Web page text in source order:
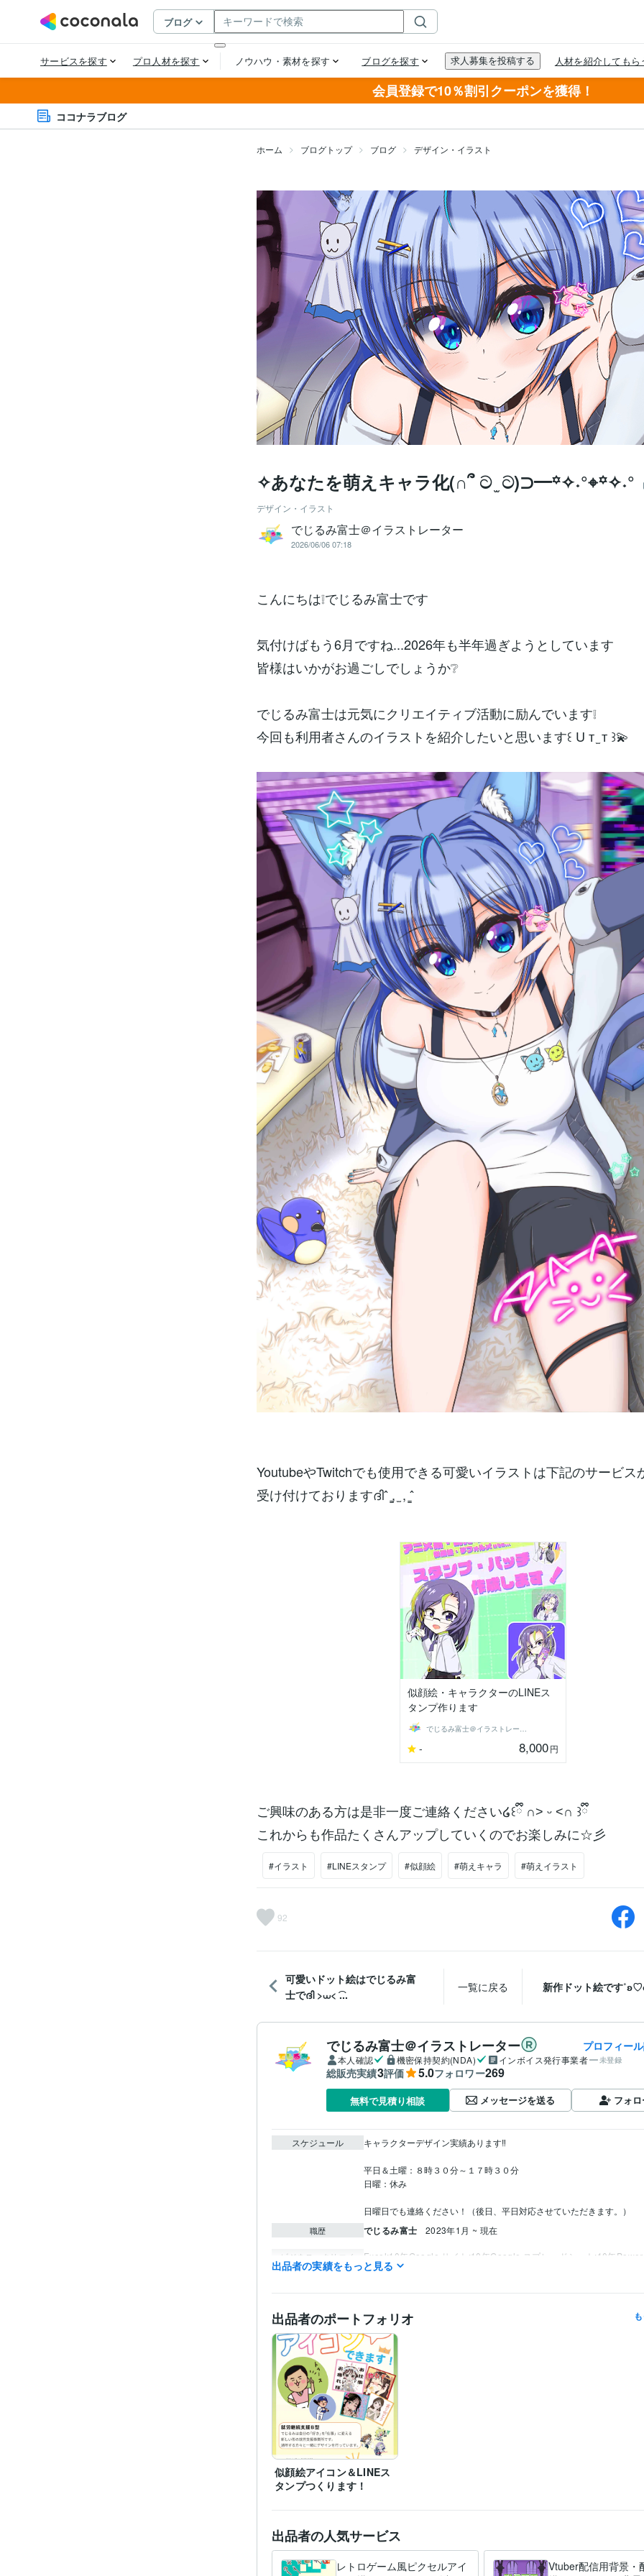
会員登録で10％割引クーポンを獲得！
ココナラブログ
ホーム ブログトップ ブログ デザイン・イラスト
✧あなたを萌えキャラ化(∩՞ ට ̫ ට)⊃━꙳✧˖°⌖꙳✧˖°
デザイン・イラスト
でじるみ富士＠イラストレーター
2026/06/06 07:18
こんにちは❕でじるみ富士です
気付けばもう6月ですね...2026年も半年過ぎようとしています
皆様はいかがお過ごしでしょうか❔
でじるみ富士は元気にクリエイティブ活動に励んでいます❕
今回も利用者さんのイラストを紹介したいと思います꒰ U т ̫ т ꒱💫
YoutubeやTwitchでも使用できる可愛いイラストは下記のサービス
受け付けておりますദിˆ ̳, ̫ , ̳ˆ
似顔絵・キャラクターのLINEス
タンプ作ります
でじるみ富士＠イラストレーター
- 8,000円
ご興味のある方は是非一度ご連絡ください໒꒰ྀི ∩˃ ᵕ ˂∩ ꒱ྀི
これからも作品たくさんアップしていくのでお楽しみに☆彡
#イラスト #LINEスタンプ #似顔絵 #萌えキャラ #萌えイラスト
92
可愛いドット絵はでじるみ富
士でദി >⩊<︎︎ ͡...
一覧に戻る 新作ドット絵です
でじるみ富士＠イラストレーター プロフィー
本人確認 機密保持契約(NDA) インボイス発行事業者 未登録
総販売実績3評価 5.0フォロワー269
無料で見積り相談 メッセージを送る フォ
スケジュール キャラクターデザイン実績あります‼
平日＆土曜：８時３０分～１７時３０分
日曜：休み
日曜日でも連絡ください！（後日、平日対応させていただきます。）
職歴 でじるみ富士 2023年1月 ~ 現在
ビジネス・クリエイ
ティブツール
Excel:10年Google サイト:10年Google スプレッドシート:10年
Word:10年
得意分野 イラスト作成・漫画制作 キャラクターデザイン LINEスタンプ ア
プレゼント
デザイン制作
チラシ
出品者の実績をもっと見る
出品者のポートフォリオ
似顔絵アイコン＆LINEス
タンプつくります！
出品者の人気サービス
レトロゲーム風ピクセルアイ
Vtuber配信用背景・